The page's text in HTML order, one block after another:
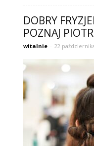
DOBRY
POZNAJ
witalnie - 22